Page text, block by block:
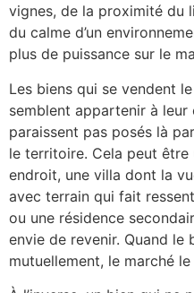
vignes, de la proximité du
du calme d’un
plus de puissance sur le
Les biens qui se vendent
semblent appartenir à leur
paraissent pas posés là
le territoire. Cela peut
endroit, une villa dont la
avec terrain qui fait
ou une résidence
envie de revenir. Quand le
mutuellement, le marché